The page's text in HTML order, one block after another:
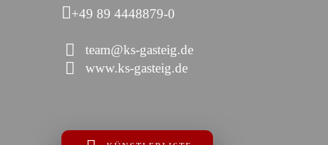
+49 89 4448879-0
team@ks-gasteig.de
www.ks-gasteig.de